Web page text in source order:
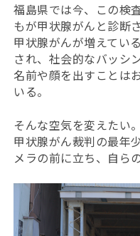
福島県では今、この検
もが甲状腺がんと診断
甲状腺がんが増えてい
され、社会的なバッシ
名前や顔を出すことは
いる。
そんな空気を変えたい。
甲状腺がん裁判の最年
メラの前に立ち、自ら